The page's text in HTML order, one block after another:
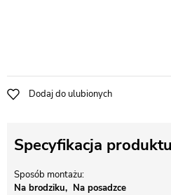
Dodaj do ulubionych
Specyfikacja produktu
Sposób montażu
Na brodziku
Na posadzce